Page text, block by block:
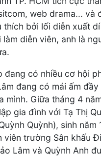
web drama... và
thích bởi lối diễn xuất
làm diễn viên, anh là
đang có nhiều cơ hội
đang có mái ấm đầy
mình. Giữa tháng 4
gia đình với Tạ Thị
Quỳnh), sinh năm
viên trường Sân khấu
Lâm và Quỳnh Anh